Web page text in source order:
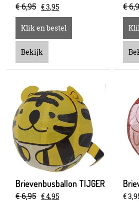
€6,95 €3,95
Klik en bestel
Bekijk
€6,
Brievenbusballon TIJGER
€6,95 €4,95 €3,